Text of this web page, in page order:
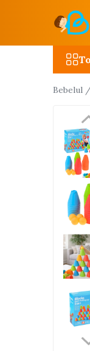
Masinute R/C
Avioane si
Camioane R/C
Motociclete R/C
Utilaje constructii
Jucarii bebelusi
Interactive,
Saltelute si centre
Bebelul /